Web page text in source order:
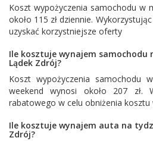
Koszt wypożyczenia samochodu w
około 115 zł dziennie.
uzyskać korzystniejsze oferty
Ile kosztuje wynajem samochodu
Lądek Zdrój?
Koszt wypożyczenia samochodu
weekend wynosi około 207 zł.
rabatowego w celu obniżenia kosztu
Ile kosztuje wynajem auta na
Zdrój?